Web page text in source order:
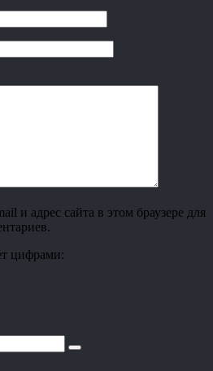
и адрес сайта в этом браузере для
цифрами: